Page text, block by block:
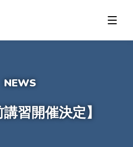
ップ
講習開催決定】